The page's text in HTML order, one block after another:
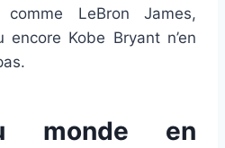
LeBron James,
encore Kobe Bryant n’en
monde en